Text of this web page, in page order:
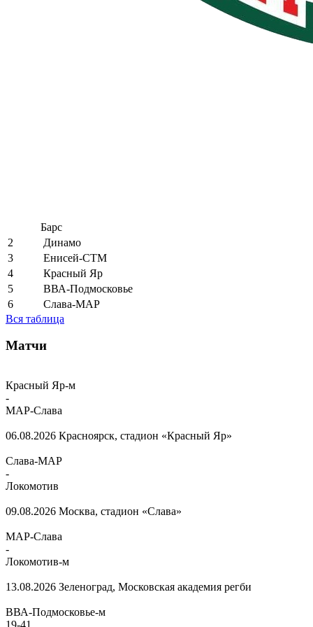
Барс
2
Динамо
3
Енисей-СТМ
4
Красный Яр
5
ВВА-Подмосковье
6
Слава-МАР
Вся таблица
Матчи
Красный Яр-м
-
МАР-Слава
06.08.2026 Красноярск, стадион «Красный Яр»
Слава-МАР
-
Локомотив
09.08.2026 Москва, стадион «Слава»
МАР-Слава
-
Локомотив-м
13.08.2026 Зеленоград, Московская академия регби
ВВА-Подмосковье-м